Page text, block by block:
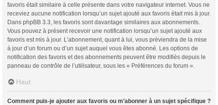
favoris était similaire à celle présente dans votre navigateur internet. Vous ne
receviez aucune notification lorsqu’un sujet ajouté aux favoris était mis à jour.
Dans phpBB 3.3, les favoris sont davantage similaires aux abonnements.
Vous pouvez à présent recevoir une notification lorsqu’un sujet ajouté aux
favoris est mis à jour. L’abonnement, quant à lui, vous préviendra de la mise
à jour d’un forum ou d’un sujet auquel vous êtes abonné. Les options de
notification des favoris et des abonnements peuvent être modifiés depuis le
panneau de contrôle de l’utilisateur, sous les « Préférences du forum ».
Haut
Comment puis-je ajouter aux favoris ou m’abonner à un sujet spécifique ?